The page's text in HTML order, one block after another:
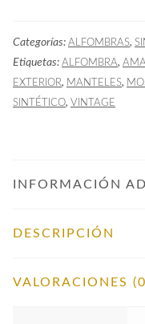
cantidad
Categorías: ALFOMBRAS,
Etiquetas: ALFOMBRA,
EXTERIOR, MANTELES,
SINTÉTICO, VINTAGE
INFORMACIÓN
DESCRIPCIÓN
VALORACIONES